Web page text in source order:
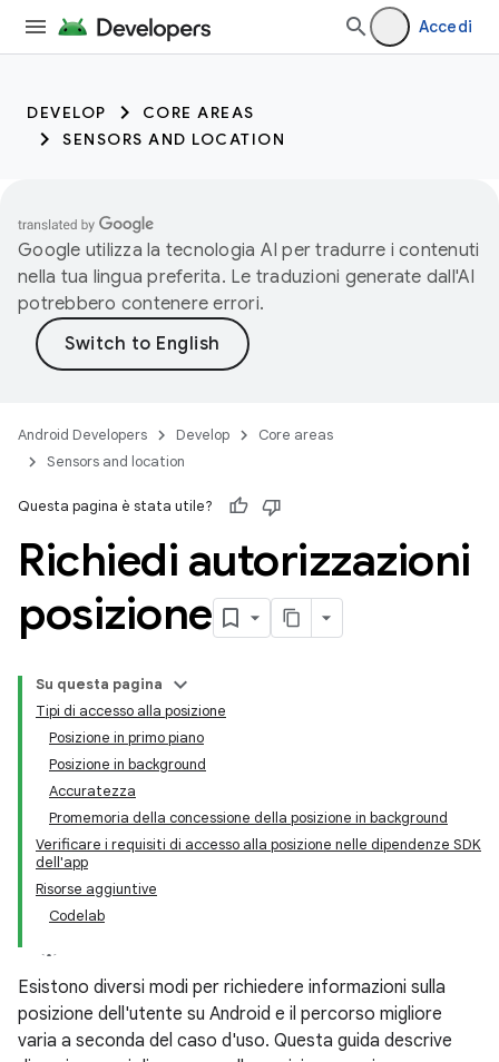
Accedi
DEVELOP
CORE AREAS
SENSORS AND LOCATION
Google utilizza la tecnologia AI per tradurre i contenuti
nella tua lingua preferita. Le traduzioni generate dall'AI
potrebbero contenere errori.
Android Developers Develop
Core areas
Sensors and location
Questa pagina è stata utile?
Richiedi autorizzazioni
posizione
Su questa pagina
Tipi di accesso alla posizione
Posizione in primo piano
Posizione in background
Accuratezza
Promemoria della concessione della posizione in background
Verificare i requisiti di accesso alla posizione nelle dipendenze SDK
dell'app
Risorse aggiuntive
Codelab
Esistono diversi modi per richiedere informazioni sulla
posizione dell'utente su Android e il percorso migliore
varia a seconda del caso d'uso. Questa guida descrive